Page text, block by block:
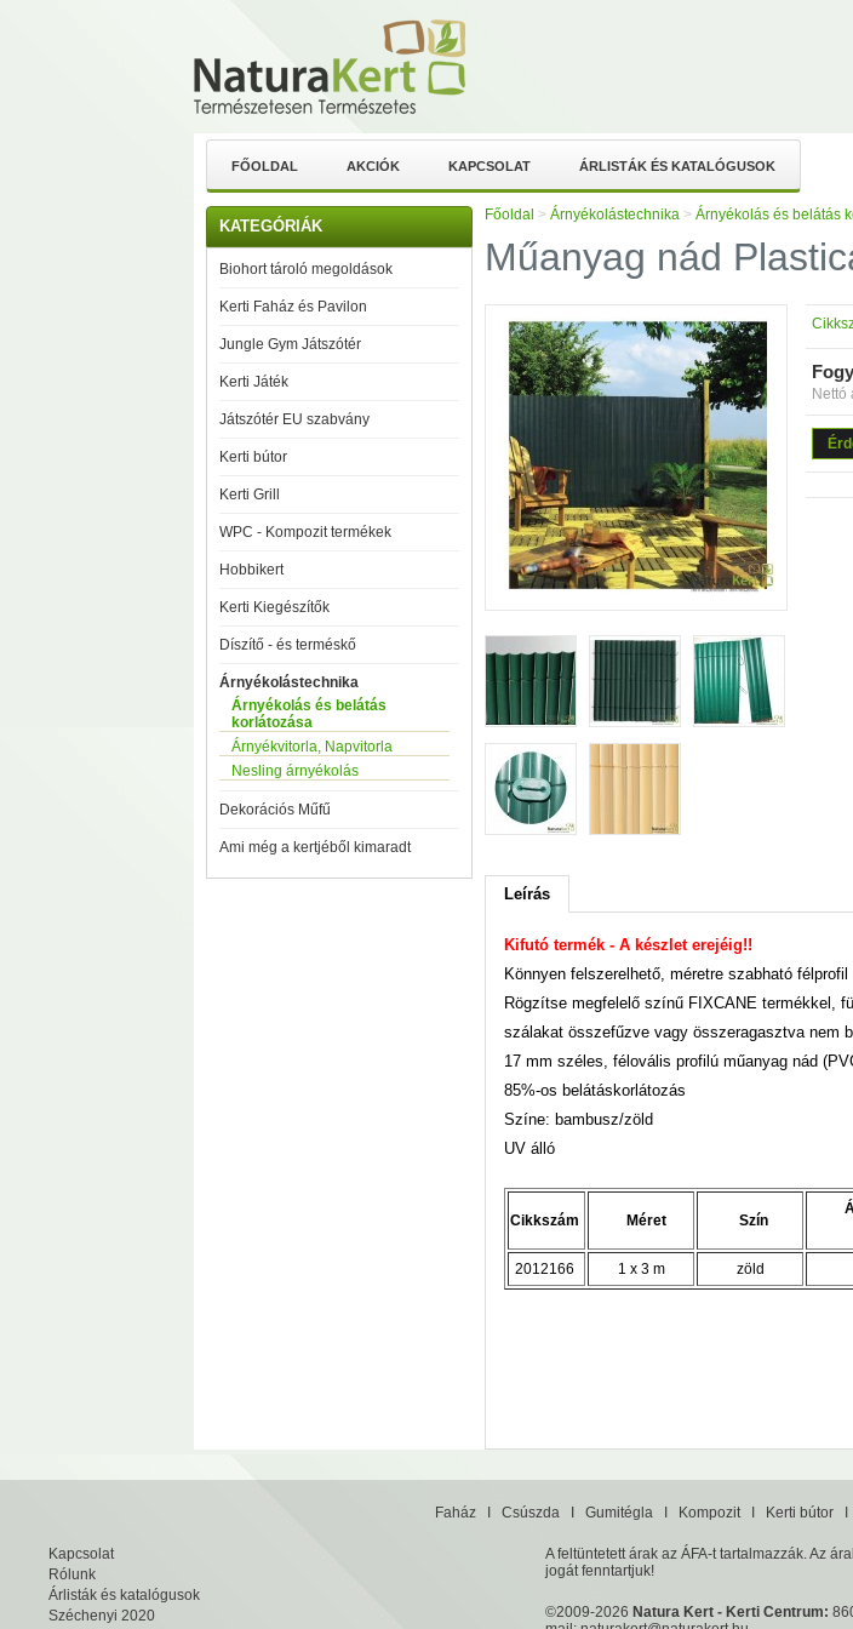
FŐOLDAL AKCIÓK KAPCSOLAT ÁRLISTÁK ÉS KATALÓGUSOK
KATEGÓRIÁK
Biohort tároló megoldások
Kerti Faház és Pavilon
Jungle Gym Játszótér
Kerti Játék
Játszótér EU szabvány
Kerti bútor
Kerti Grill
WPC - Kompozit termékek
Hobbikert
Kerti Kiegészítők
Díszítő - és terméskő
Árnyékolástechnika
Árnyékolás és belátás
korlátozása
Árnyékvitorla, Napvitorla
Nesling árnyékolás
Dekorációs Műfű
Ami még a kertjéből kimaradt
Főoldal > Árnyékolástechnika > Árnyékolás és belátás
Műanyag nád
Nettó
Leírás
Kifutó termék - A készlet erejéig!!
Könnyen felszerelhető, méretre szabható félprofil
Rögzítse megfelelő színű FIXCANE termékkel,
szálakat összefűzve vagy összeragasztva nem
17 mm széles, félovális profilú műanyag nád
85%-os belátáskorlátozás
Színe: bambusz/zöld
UV álló
Cikkszám Méret Szín
Ár
2012166 1 x 3 m zöld
FaházI CsúszdaI GumitéglaI KompozitI Kerti bútorI
Kapcsolat
Rólunk
Árlisták és katalógusok
Széchenyi 2020
A feltüntetett árak az ÁFA-t tartalmazzák. Az
jogát fenntartjuk!
©2009-2026 Natura Kert - Kerti Centrum: